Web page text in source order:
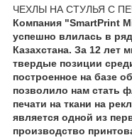
ЧЕХЛЫ НА СТУЛЬЯ С
Компания "SmartPrint
успешно влилась в
Казахстана. За 12 лет
твердые позиции
построенное на базе
позволило нам стать
печати на ткани на
является одной из
производство